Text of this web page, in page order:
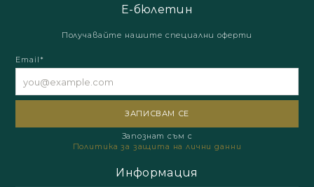
Е-бюлетин
Получавайте нашите специални оферти
Email*
Запознат съм с
Политика за защита на лични данни
Информация